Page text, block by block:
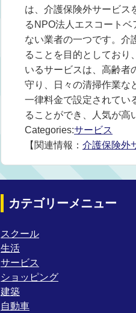
は、介護保険外サービス
るNPO法人エスコート
ない業者の一つです。介
ることを目的としており
いるサービスは、高齢者
守り、日々の清掃作業な
一律料金で設定されてい
ることができ、人気が高
Categories:サービス
【関連情報： 介護保険外
カテゴリーメニュー
スクール
生活
サービス
ショッピング
建築
自動車